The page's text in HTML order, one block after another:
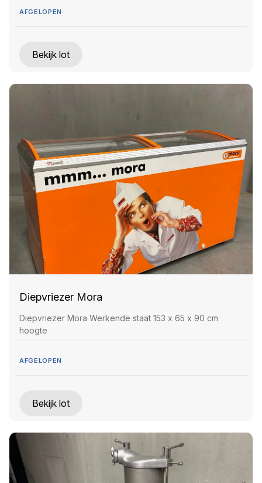
AFGELOPEN
Bekijk lot
Diepvriezer Mora
Diepvriezer Mora Werkende staat 153 x 65 x 90 cm
hoogte
AFGELOPEN
Bekijk lot